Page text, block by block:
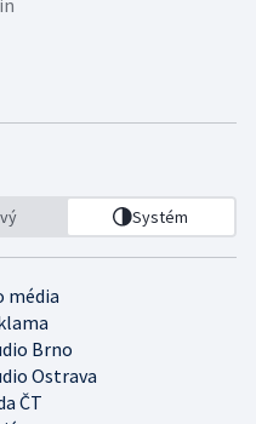
Systém
média
Brno
Ostrava
ČT